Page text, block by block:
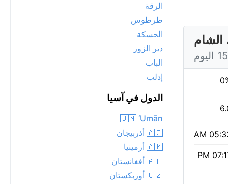
الشام
05:32
07:17
الرقة
طرطوس
الحسكة
دير الزور
الباب
إدلب
الدول في آسيا
🇴🇲 ‘Umān
🇦🇿 أذربيجان
🇦🇲 أرمينيا
🇦🇫 أفغانستان
🇺🇿 أوزبكستان